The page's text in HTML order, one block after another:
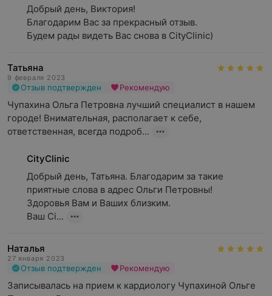
Добрый день, Виктория!
Благодарим Вас за прекрасный отзыв.
Будем рады видеть Вас снова в CityClinic)
Татьяна
9 февраля 2023
Отзыв подтвержден Рекомендую
Чупахина Ольга Петровна лучший специалист в нашем
городе! Внимательная, располагает к себе,
ответственная, всегда подроб...
CityClinic
Добрый день, Татьяна. Благодарим за такие
приятные слова в адрес Ольги Петровны!
Здоровья Вам и Ваших близким.
Ваш Ci...
Наталья
27 января 2023
Отзыв подтвержден Рекомендую
Записывалась на прием к кардиологу Чупахиной Ольге